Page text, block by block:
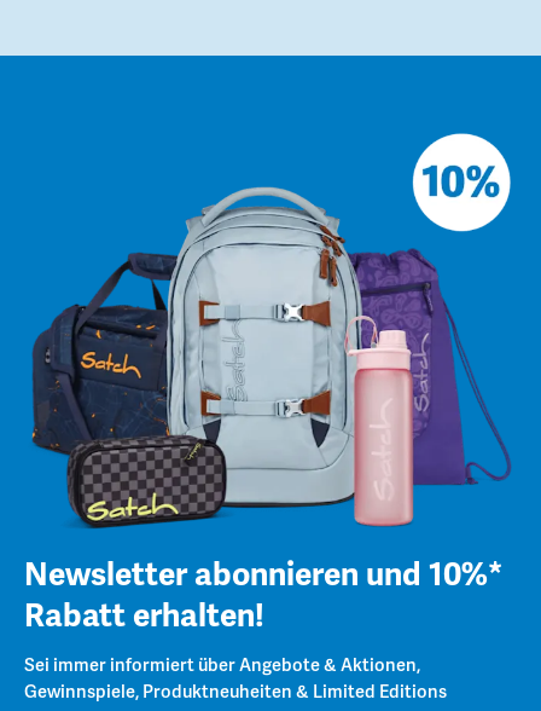
Newsletter abonnieren und 10%*
Rabatt erhalten!
Sei immer informiert über Angebote & Aktionen,
Gewinnspiele, Produktneuheiten & Limited Editions